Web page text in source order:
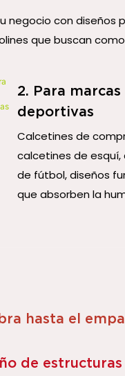
con
que buscan
2. Para marcas
deportivas
Calcetines de
calcetines de esquí,
de fútbol, ​​diseños
que absorben la
hasta el
de estructuras